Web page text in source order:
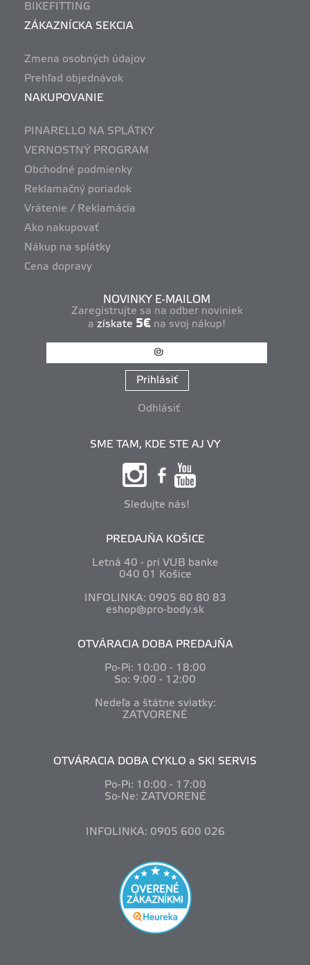
BIKEFITTING
ZÁKAZNÍCKA SEKCIA
Zmena osobných údajov
Prehľad objednávok
NAKUPOVANIE
PINARELLO NA SPLÁTKY
VERNOSTNÝ PROGRAM
Obchodné podmienky
Reklamačný poriadok
Vrátenie / Reklamácia
Ako nakupovať
Nákup na splátky
Cena dopravy
NOVINKY E-MAILOM
Zaregistrujte sa na odber noviniek
a získate 5€ na svoj nákup!
Prihlásiť
Odhlásiť
SME TAM, KDE STE AJ VY
Sledujte nás!
PREDAJŇA KOŠICE
Letná 40 - pri VUB banke
040 01 Košice
INFOLINKA: 0905 80 80 83
eshop@pro-body.sk
OTVÁRACIA DOBA PREDAJŇA
Po-Pi: 10:00 - 18:00
So: 9:00 - 12:00
Nedeľa a štátne sviatky:
ZATVORENÉ
OTVÁRACIA DOBA CYKLO a SKI SERVIS
Po-Pi: 10:00 - 17:00
So-Ne: ZATVORENÉ
INFOLINKA: 0905 600 026